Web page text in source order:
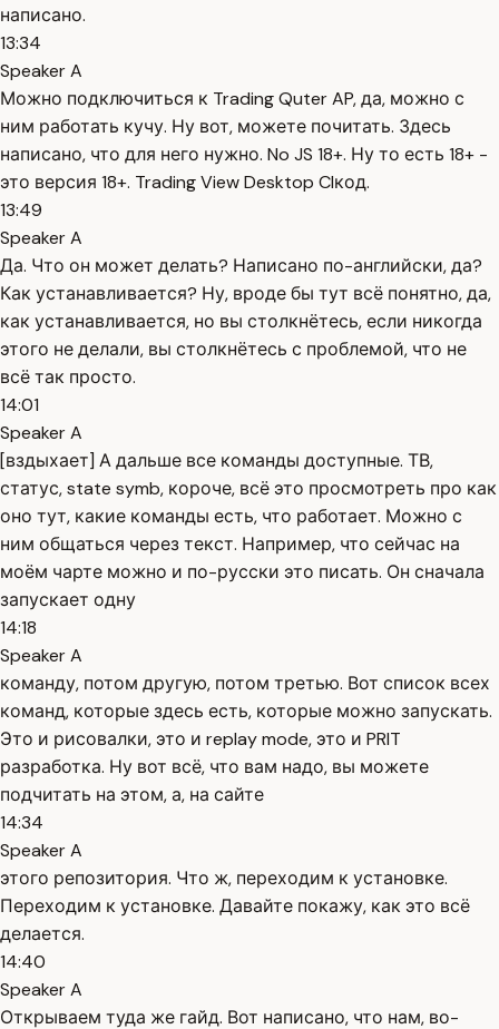
написано.
13:34
Speaker A
Можно подключиться к Trading Quter AP, да, можно с
ним работать кучу. Ну вот, можете почитать. Здесь
написано, что для него нужно. No JS 18+. Ну то есть 18+ -
это версия 18+. Trading View Desktop Clкод.
13:49
Speaker A
Да. Что он может делать? Написано по-английски, да?
Как устанавливается? Ну, вроде бы тут всё понятно, да,
как устанавливается, но вы столкнётесь, если никогда
этого не делали, вы столкнётесь с проблемой, что не
всё так просто.
14:01
Speaker A
[вздыхает] А дальше все команды доступные. ТВ,
статус, state symb, короче, всё это просмотреть про как
оно тут, какие команды есть, что работает. Можно с
ним общаться через текст. Например, что сейчас на
моём чарте можно и по-русски это писать. Он сначала
запускает одну
14:18
Speaker A
команду, потом другую, потом третью. Вот список всех
команд, которые здесь есть, которые можно запускать.
Это и рисовалки, это и replay mode, это и PRIT
разработка. Ну вот всё, что вам надо, вы можете
подчитать на этом, а, на сайте
14:34
Speaker A
этого репозитория. Что ж, переходим к установке.
Переходим к установке. Давайте покажу, как это всё
делается.
14:40
Speaker A
Открываем туда же гайд. Вот написано, что нам, во-